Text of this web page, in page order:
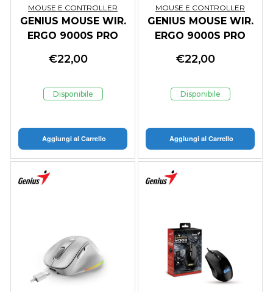
MOUSE E CONTROLLER
GENIUS MOUSE WIR.
ERGO 9000S PRO
WIRELESS (BT
€22,00
Disponibile
Aggiungi al Carrello
MOUSE E CONTROLLER
GENIUS MOUSE WIR.
ERGO 9000S PRO
WIRELESS (BT
€22,00
Disponibile
Aggiungi al Carrello